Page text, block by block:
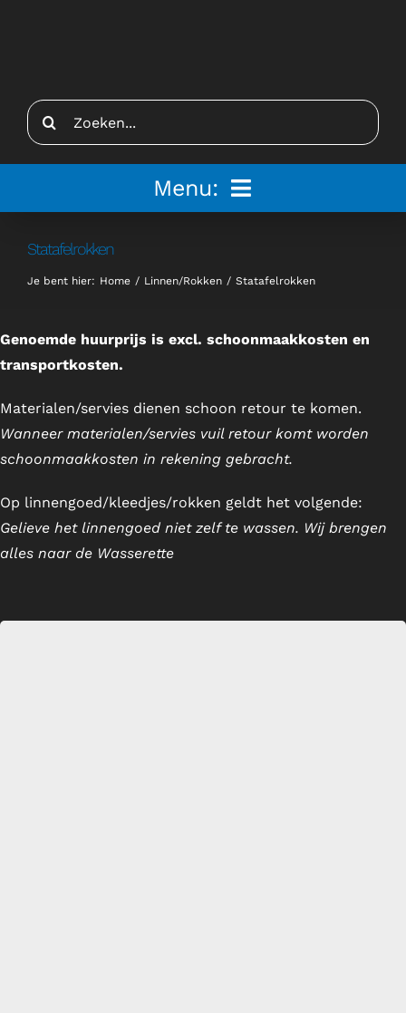
Zoeken
naar:
Menu:
Tenten
Inspiratie
Servies en glaswerk
Statafelrokken
Je bent hier: Home Linnen/Rokken Statafelrokken
Genoemde huurprijs is excl. schoonmaakkosten en
transportkosten.
Materialen/servies dienen schoon retour te komen.
Wanneer materialen/servies vuil retour komt worden
schoonmaakkosten in rekening gebracht.
Op linnengoed/kleedjes/rokken geldt het volgende:
Gelieve het linnengoed niet zelf te wassen. Wij brengen
alles naar de Wasserette